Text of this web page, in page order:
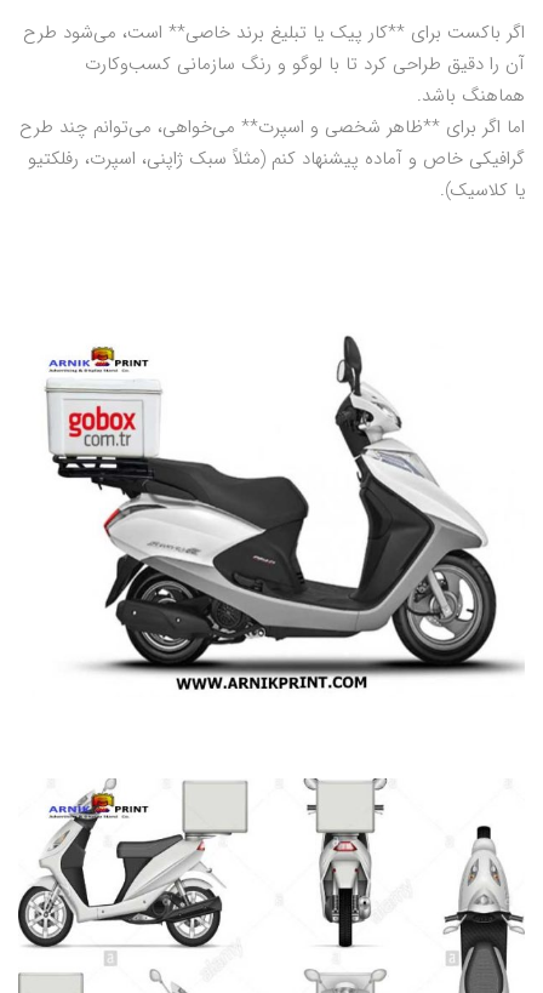
اگر باکست برای **کار پیک یا تبلیغ برند خاصی** است، می‌شود طرح
آن را دقیق طراحی کرد تا با لوگو و رنگ سازمانی کسب‌و‌کارت
هماهنگ باشد.
اما اگر برای **ظاهر شخصی و اسپرت** می‌خواهی، می‌توانم چند طرح
گرافیکی خاص و آماده پیشنهاد کنم (مثلاً سبک ژاپنی، اسپرت، رفلکتیو
یا کلاسیک).